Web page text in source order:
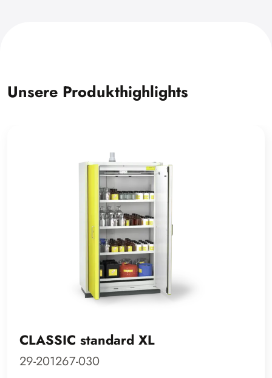
Unsere Produkthighlights
CLASSIC standard XL
29-201267-030